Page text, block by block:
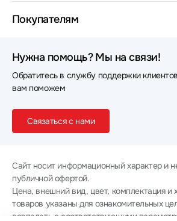
Покупателям
Нужна помощь? Мы на связи!
Обратитесь в службу поддержки
вам поможем
Связаться с нами
Сайт носит информационный характер и
публичной офертой.
Цена, внешний вид, цвет, комплектация и
товаров указаны для ознакомительных
совпадать с соответствующими